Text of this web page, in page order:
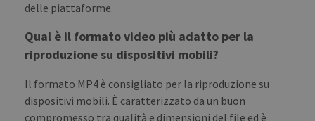
delle piattaforme.
Qual è il formato video più adatto per la
riproduzione su dispositivi mobili?
Il formato MP4 è consigliato per la riproduzione su
dispositivi mobili. È caratterizzato da un buon
compromesso tra qualità e dimensioni del file ed è